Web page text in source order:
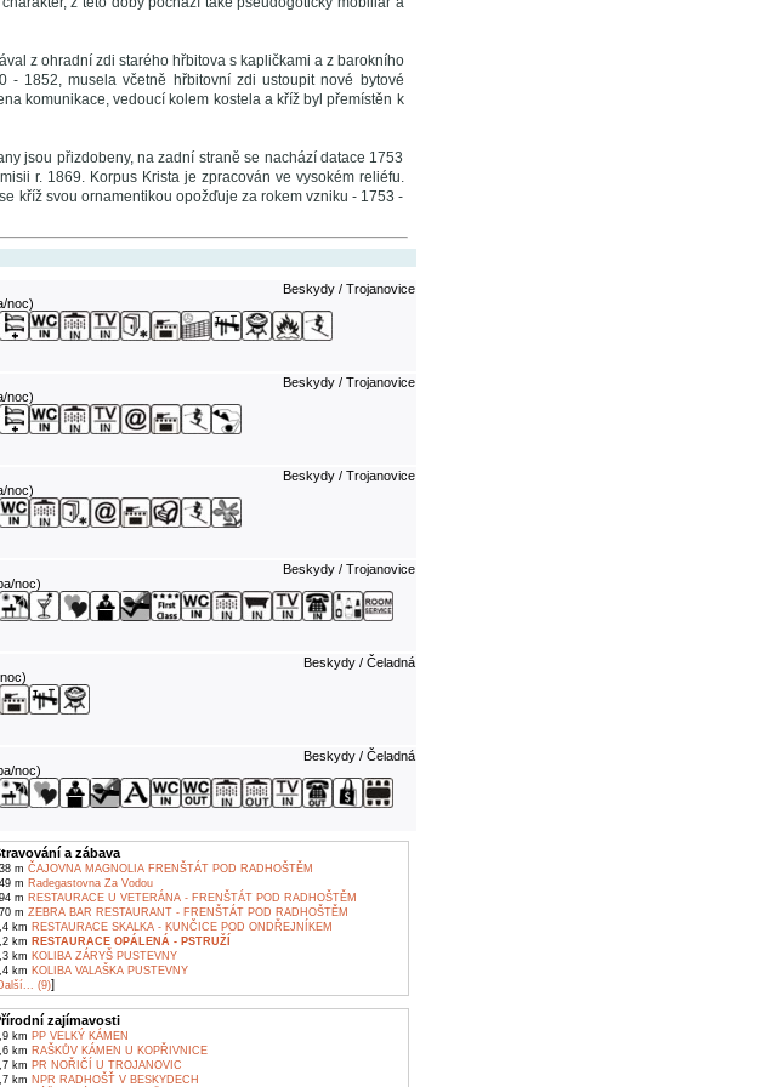
z ohradní zdi starého hřbitova s kapličkami a z barokního
- 1852, musela včetně hřbitovní zdi ustoupit nové bytové
komunikace, vedoucí kolem kostela a kříž byl přemístěn k
jsou přizdobeny, na zadní straně se nachází datace 1753
r. 1869. Korpus Krista je zpracován ve vysokém reliéfu.
kříž svou ornamentikou opožďuje za rokem vzniku - 1753 -
Beskydy / Trojanovice
noc)
Beskydy / Trojanovice
noc)
Beskydy / Trojanovice
noc)
Beskydy / Trojanovice
noc)
Beskydy / Čeladná
Beskydy / Čeladná
noc)
a zábava
m ČAJOVNA MAGNOLIA FRENŠTÁT POD RADHOŠTĚM
m Radegastovna Za Vodou
m RESTAURACE U VETERÁNA - FRENŠTÁT POD RADHOŠTĚM
m ZEBRA BAR RESTAURANT - FRENŠTÁT POD RADHOŠTĚM
km RESTAURACE SKALKA - KUNČICE POD ONDŘEJNÍKEM
km
RESTAURACE OPÁLENÁ - PSTRUŽÍ
km KOLIBA ZÁRYŠ PUSTEVNY
km KOLIBA VALAŠKA PUSTEVNY
(9)]
zajímavosti
km PP VELKÝ KÁMEN
km RAŠKŮV KÁMEN U KOPŘIVNICE
km PR NOŘIČÍ U TROJANOVIC
km NPR RADHOŠŤ V BESKYDECH